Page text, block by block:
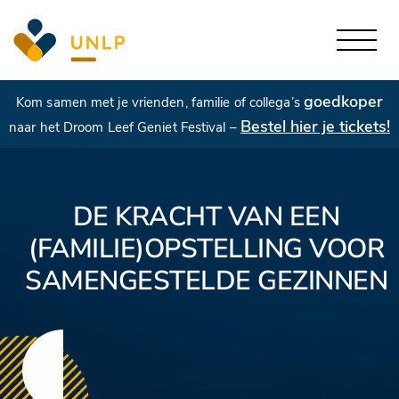
Kom samen met je vrienden, familie of collega’s goedkoper
naar het Droom Leef Geniet Festival – Bestel hier je tickets!
DE KRACHT VAN EEN
(FAMILIE)OPSTELLING VOOR
SAMENGESTELDE GEZINNEN